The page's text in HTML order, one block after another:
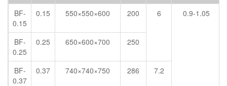
BF-
0.15
0.15 550×550×600 200 6 0.9-1.05
BF-
0.25
0.25 650×600×700 250
BF-
0.37
0.37 740×740×750 286 7.2